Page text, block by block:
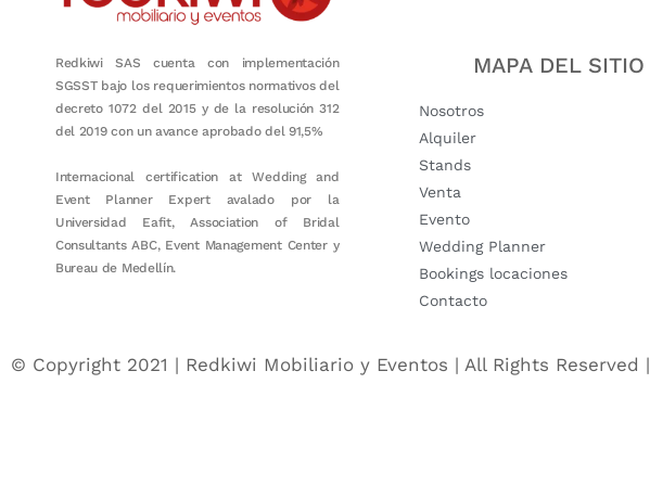
Redkiwi SAS cuenta con implementación
SGSST bajo los requerimientos normativos del
decreto 1072 del 2015 y de la resolución 312
del 2019 con un avance aprobado del 91,5%
Internacional certification at Wedding and
Event Planner Expert avalado por la
Universidad Eafit, Association of Bridal
Consultants ABC, Event Management Center y
Bureau de Medellín.
MAPA DEL SITIO
Nosotros
Alquiler
Stands
Venta
Evento
Wedding Planner
Bookings locaciones
Contacto
© Copyright 2021 | Redkiwi Mobiliario y Eventos | All Rights Reserved |